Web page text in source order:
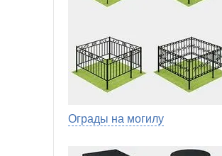
Ограды на могилу